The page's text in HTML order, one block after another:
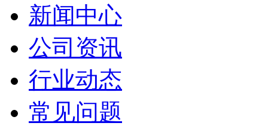
新闻中心
公司资讯
行业动态
常见问题